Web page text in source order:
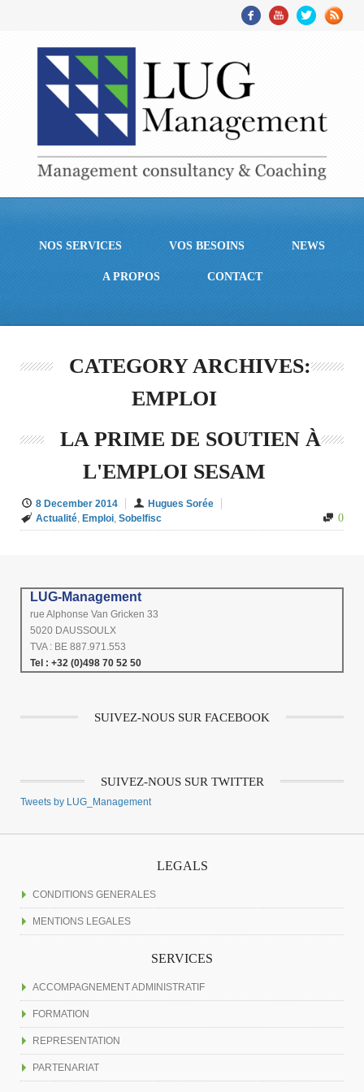
NOS SERVICES VOS BESOINS NEWS
A PROPOS CONTACT
CATEGORY ARCHIVES:
EMPLOI
LA PRIME DE SOUTIEN À
L'EMPLOI SESAM
8 December 2014
Hugues Sorée
Actualité, Emploi, Sobelfisc 0
LUG-Management
rue Alphonse Van Gricken 33
5020 DAUSSOULX
TVA : BE 887.971.553
Tel : +32 (0)498 70 52 50
SUIVEZ-NOUS SUR FACEBOOK
SUIVEZ-NOUS SUR TWITTER
Tweets by LUG_Management
LEGALS
CONDITIONS GENERALES
MENTIONS LEGALES
SERVICES
ACCOMPAGNEMENT ADMINISTRATIF
FORMATION
REPRESENTATION
PARTENARIAT